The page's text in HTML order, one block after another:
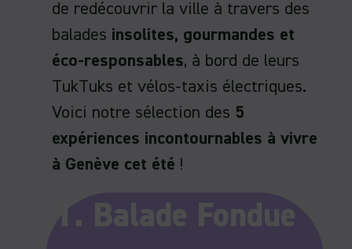
de redécouvrir la ville à travers des
balades insolites, gourmandes et
éco-responsables, à bord de leurs
TukTuks et vélos-taxis électriques.
Voici notre sélection des 5
expériences incontournables à vivre
à Genève cet été !
1. Balade Fondue